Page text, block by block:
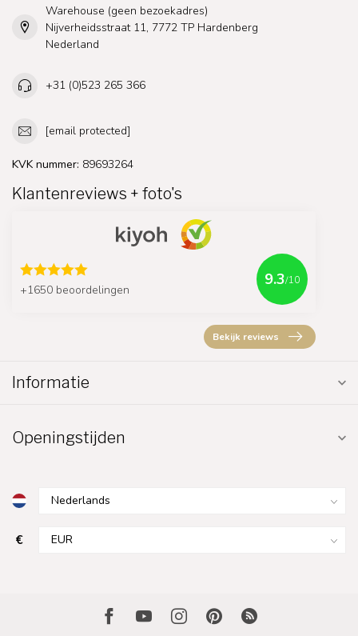
Warehouse (geen bezoekadres)
Nijverheidsstraat 11, 7772 TP Hardenberg
Nederland
+31 (0)523 265 366
[email protected]
KVK nummer: 89693264
Klantenreviews + foto's
+1650 beoordelingen
9.3/10
Bekijk reviews
Informatie
Openingstijden
€